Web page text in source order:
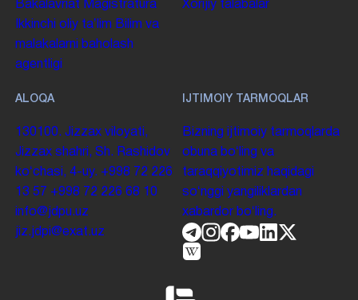
Bakalavriat Magistratura
Ikkinchi oliy taʼlim Bilim va
malakalarni baholash
agentligi
Xorijiy talabalar
ALOQA
130100. Jizzax viloyati,
Jizzax shahri, Sh. Rashidov
koʻchasi, 4-uy. +998 72 226
13 57 +998 72 226 68 10
info@jdpu.uz
jiz.jdpi@exat.uz
IJTIMOIY TARMOQLAR
Bizning ijtimoiy tarmoqlarda
obuna boʻling va
taraqqiyotimiz haqidagi
soʻnggi yangiliklardan
xabardor boʻling.